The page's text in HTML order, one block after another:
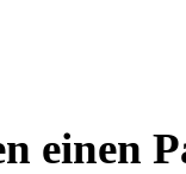
einen